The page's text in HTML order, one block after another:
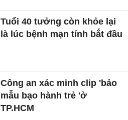
Tuổi 40 tưởng còn khỏe lại
là lúc bệnh mạn tính bắt đầu
Công an xác minh clip 'bảo
mẫu bạo hành trẻ 'ở
TP.HCM